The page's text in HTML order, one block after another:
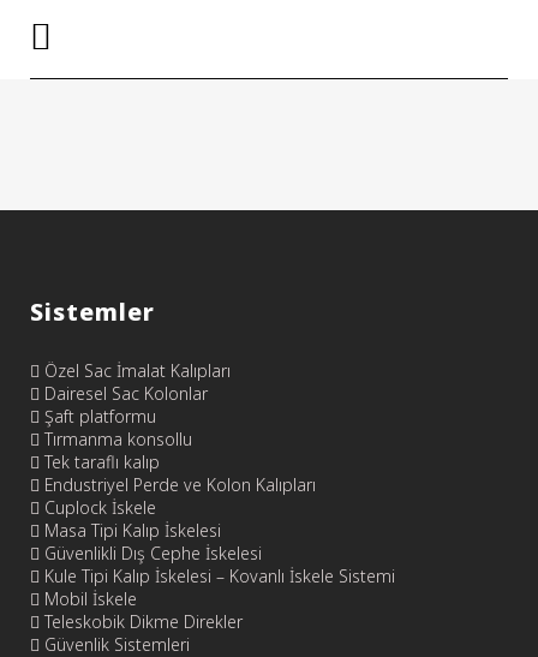
Sistemler
Özel Sac İmalat Kalıpları
Dairesel Sac Kolonlar
Şaft platformu
Tırmanma konsollu
Tek taraflı kalıp
Endustriyel Perde ve Kolon Kalıpları
Cuplock İskele
Masa Tipi Kalıp İskelesi
Güvenlikli Dış Cephe İskelesi
Kule Tipi Kalıp İskelesi – Kovanlı İskele Sistemi
Mobil İskele
Teleskobik Dikme Direkler
Güvenlik Sistemleri